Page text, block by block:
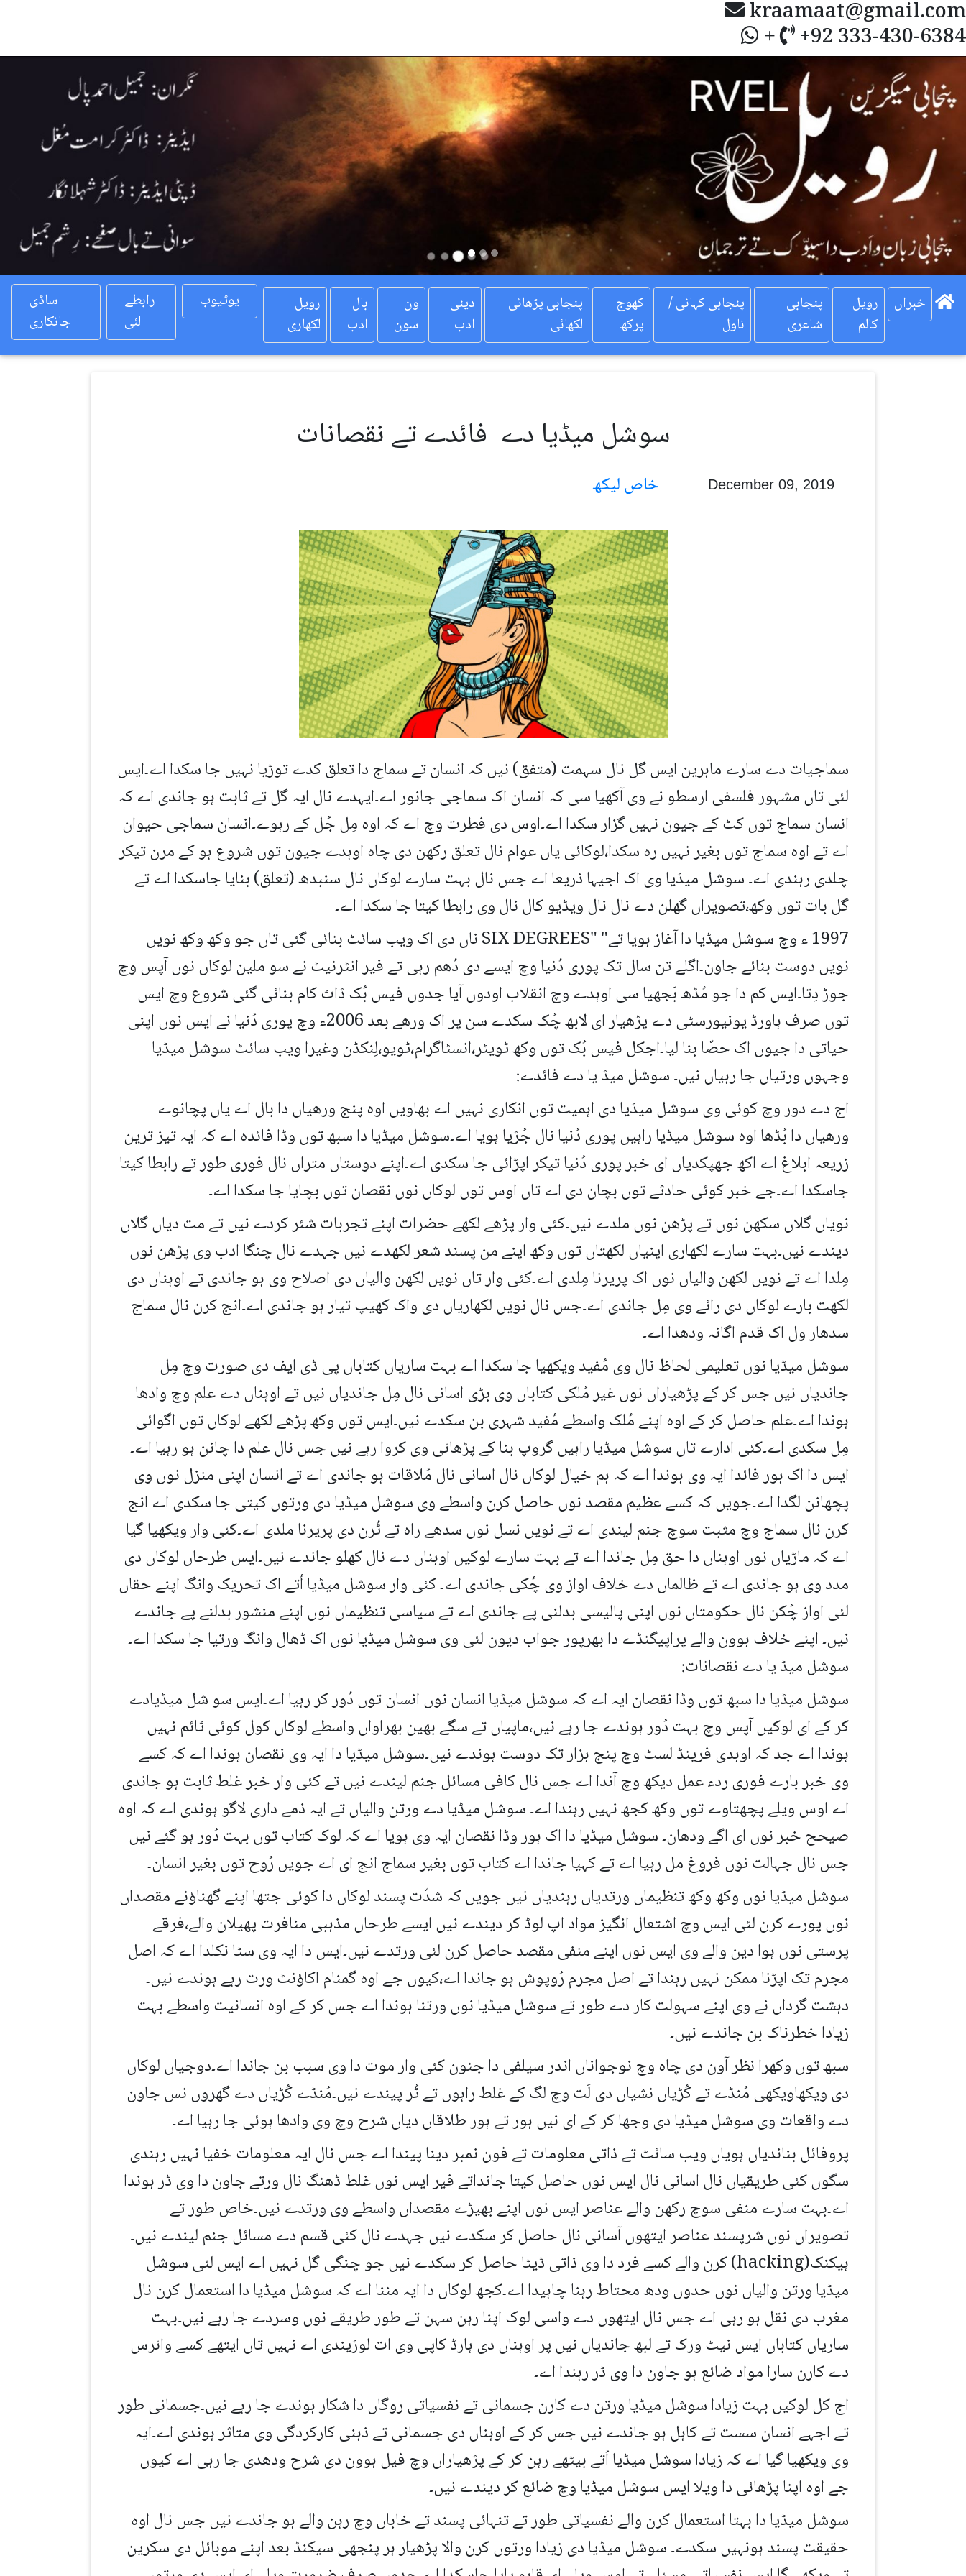
kraamaat@gmail.com
+ +92 333-430-6384
Previous
ساڈی
جانکاری
رابطے
لئی
یوٹیوب
رویل
لکھاری
بال
ادب
ون
سون
دینی
ادب
پنجابی پڑھائی
لکھائی
کھوج
پرکھ
پنجابی کہانی /
ناول
پنجابی
شاعری
رویل
کالم
خبراں
سوشل میڈیا دے فائدے تے نقصانات
December 09, 2019
سماجیات دے سارے ماہرین ایس گل نال سہمت (متفق) نیں کہ انسان تے سماج دا تعلق کدے توڑیا نہیں جا سکدا اے۔ایس
لئی تاں مشہور فلسفی ارسطو نے وی آکھیا سی کہ انسان اک سماجی جانور اے۔ایہدے نال ایہ گل تے ثابت ہو جاندی اے کہ
انسان سماج توں کٹ کے جیون نہیں گزار سکدا اے۔اوس دی فطرت وچ اے کہ اوہ مِل جُل کے رہوے۔انسان سماجی حیوان
اے تے اوہ سماج توں بغیر نہیں رہ سکدا،لوکائی یاں عوام نال تعلق رکھن دی چاہ اوہدے جیون توں شروع ہو کے مرن تیکر
چلدی رہندی اے۔ سوشل میڈیا وی اک اجیہا ذریعا اے جس نال بہت سارے لوکاں نال سنبدھ (تعلق) بنایا جاسکدا اے تے
گل بات توں وکھ،تصویراں گھلن دے نال نال ویڈیو کال نال وی رابطا کیتا جا سکدا اے۔
1997 ء وچ سوشل میڈیا دا آغاز ہویا تے" "SIX DEGREES ناں دی اک ویب سائٹ بنائی گئی تاں جو وکھ وکھ نویں
نویں دوست بنائے جاون۔اگلے تن سال تک پوری دُنیا وچ ایسے دی دُھم رہی تے فیر انٹرنیٹ نے سو ملین لوکاں نوں آپس وچ
جوڑ دِتا۔ایس کم دا جو مُڈھ بَجھیا سی اوہدے وچ انقلاب اودوں آیا جدوں فیس بُک ڈاٹ کام بنائی گئی شروع وچ ایس
توں صرف ہاورڈ یونیورسٹی دے پڑھیار ای لابھ چُک سکدے سن پر اک ورھے بعد 2006ء وچ پوری دُنیا نے ایس نوں اپنی
حیاتی دا جیوں اک حصّا بنا لیا۔اجکل فیس بُک توں وکھ ٹویٹر،انسٹاگرام،ٹویو،لِنکڈن وغیرا ویب سائٹ سوشل میڈیا
وجہوں ورتیاں جا رہیاں نیں۔ سوشل میڈ یا دے فائدے:
اج دے دور وچ کوئی وی سوشل میڈیا دی اہمیت توں انکاری نہیں اے بھاویں اوہ پنج ورھیاں دا بال اے یاں پچانوے
ورھیاں دا بُڈھا اوہ سوشل میڈیا راہیں پوری دُنیا نال جُڑیا ہویا اے۔سوشل میڈیا دا سبھ توں وڈا فائدہ اے کہ ایہ تیز ترین
زریعہ ابلاغ اے اکھ جھپکدیاں ای خبر پوری دُنیا تیکر اپڑائی جا سکدی اے۔اپنے دوستاں متراں نال فوری طور تے رابطا کیتا
جاسکدا اے۔جے خبر کوئی حادثے توں بچان دی اے تاں اوس توں لوکاں نوں نقصان توں بچایا جا سکدا اے۔
نویاں گلاں سکھن نوں تے پڑھن نوں ملدے نیں۔کئی وار پڑھے لکھے حضرات اپنے تجربات شئر کردے نیں تے مت دیاں گلاں
دیندے نیں۔بہت سارے لکھاری اپنیاں لکھتاں توں وکھ اپنے من پسند شعر لکھدے نیں جہدے نال چنگا ادب وی پڑھن نوں
مِلدا اے تے نویں لکھن والیاں نوں اک پریرنا مِلدی اے۔کئی وار تاں نویں لکھن والیاں دی اصلاح وی ہو جاندی تے اوہناں دی
لکھت بارے لوکاں دی رائے وی مِل جاندی اے۔جس نال نویں لکھاریاں دی واک کھیپ تیار ہو جاندی اے۔انج کرن نال سماج
سدھار ول اک قدم اگانہ ودھدا اے۔
سوشل میڈیا نوں تعلیمی لحاظ نال وی مُفید ویکھیا جا سکدا اے بہت ساریاں کتاباں پی ڈی ایف دی صورت وچ مِل
جاندیاں نیں جس کر کے پڑھیاراں نوں غیر مُلکی کتاباں وی بڑی اسانی نال مِل جاندیاں نیں تے اوہناں دے علم وچ وادھا
ہوندا اے۔علم حاصل کر کے اوہ اپنے مُلک واسطے مُفید شہری بن سکدے نیں۔ایس توں وکھ پڑھے لکھے لوکاں توں اگوائی
مِل سکدی اے۔کئی ادارے تاں سوشل میڈیا راہیں گروپ بنا کے پڑھائی وی کروا رہے نیں جس نال علم دا چانن ہو رہیا اے۔
ایس دا اک ہور فائدا ایہ وی ہوندا اے کہ ہم خیال لوکاں نال اسانی نال مُلاقات ہو جاندی اے تے انسان اپنی منزل نوں وی
پچھانن لگدا اے۔جویں کہ کسے عظیم مقصد نوں حاصل کرن واسطے وی سوشل میڈیا دی ورتوں کیتی جا سکدی اے انج
کرن نال سماج وچ مثبت سوچ جنم لیندی اے تے نویں نسل نوں سدھے راہ تے ٹُرن دی پریرنا ملدی اے۔کئی وار ویکھیا گیا
اے کہ ماڑیاں نوں اوہناں دا حق مِل جاندا اے تے بہت سارے لوکیں اوہناں دے نال کھلو جاندے نیں۔ایس طرحاں لوکاں دی
مدد وی ہو جاندی اے تے ظالماں دے خلاف اواز وی چُکی جاندی اے۔ کئی وار سوشل میڈیا اُتے اک تحریک وانگ اپنے حقاں
لئی اواز چُکن نال حکومتاں نوں اپنی پالیسی بدلنی پے جاندی اے تے سیاسی تنظیماں نوں اپنے منشور بدلنے پے جاندے
نیں۔ اپنے خلاف ہوون والے پراپیگنڈے دا بھرپور جواب دیون لئی وی سوشل میڈیا نوں اک ڈھال وانگ ورتیا جا سکدا اے۔
سوشل میڈ یا دے نقصانات:
سوشل میڈیا دا سبھ توں وڈا نقصان ایہ اے کہ سوشل میڈیا انسان نوں انسان توں دُور کر رہیا اے۔ایس سو شل میڈیادے
کر کے ای لوکیں آپس وچ بہت دُور ہوندے جا رہے نیں،ماپیاں تے سگے بھین بھراواں واسطے لوکاں کول کوئی ٹائم نہیں
ہوندا اے جد کہ اوہدی فرینڈ لسٹ وچ پنج ہزار تک دوست ہوندے نیں۔سوشل میڈیا دا ایہ وی نقصان ہوندا اے کہ کسے
وی خبر بارے فوری ردء عمل دیکھ وچ آندا اے جس نال کافی مسائل جنم لیندے نیں تے کئی وار خبر غلط ثابت ہو جاندی
اے اوس ویلے پچھتاوے توں وکھ کجھ نہیں رہندا اے۔ سوشل میڈیا دے ورتن والیاں تے ایہ ذمے داری لاگو ہوندی اے کہ اوہ
صیحح خبر نوں ای اگے ودھان۔ سوشل میڈیا دا اک ہور وڈا نقصان ایہ وی ہویا اے کہ لوک کتاب توں بہت دُور ہو گئے نیں
جس نال جہالت نوں فروغ مل رہیا اے تے کہیا جاندا اے کتاب توں بغیر سماج انج ای اے جویں رُوح توں بغیر انسان۔
سوشل میڈیا نوں وکھ وکھ تنظیماں ورتدیاں رہندیاں نیں جویں کہ شدّت پسند لوکاں دا کوئی جتھا اپنے گھناؤنے مقصداں
نوں پورے کرن لئی ایس وچ اشتعال انگیز مواد اپ لوڈ کر دیندے نیں ایسے طرحاں مذہبی منافرت پھیلان والے،فرقے
پرستی نوں ہوا دین والے وی ایس نوں اپنے منفی مقصد حاصل کرن لئی ورتدے نیں۔ایس دا ایہ وی سٹا نکلدا اے کہ اصل
مجرم تک اپڑنا ممکن نہیں رہندا تے اصل مجرم رُوپوش ہو جاندا اے،کیوں جے اوہ گمنام اکاؤنٹ ورت رہے ہوندے نیں۔
دہشت گرداں نے وی اپنے سہولت کار دے طور تے سوشل میڈیا نوں ورتنا ہوندا اے جس کر کے اوہ انسانیت واسطے بہت
زیادا خطرناک بن جاندے نیں۔
سبھ توں وکھرا نظر آون دی چاہ وچ نوجواناں اندر سیلفی دا جنون کئی وار موت دا وی سبب بن جاندا اے۔دوجیاں لوکاں
دی ویکھاویکھی مُنڈے تے کُڑیاں نشیاں دی لَت وچ لگ کے غلط راہوں تے ٹُر پیندے نیں۔مُنڈے کُڑیاں دے گھروں نس جاون
دے واقعات وی سوشل میڈیا دی وجھا کر کے ای نیں ہور تے ہور طلاقاں دیاں شرح وچ وی وادھا ہوئی جا رہیا اے۔
پروفائل بناندیاں ہویاں ویب سائٹ تے ذاتی معلومات تے فون نمبر دینا پیندا اے جس نال ایہ معلومات خفیا نہیں رہندی
سگوں کئی طریقیاں نال اسانی نال ایس نوں حاصل کیتا جانداتے فیر ایس نوں غلط ڈھنگ نال ورتے جاون دا وی ڈر ہوندا
اے۔بہت سارے منفی سوچ رکھن والے عناصر ایس نوں اپنے بھیڑے مقصداں واسطے وی ورتدے نیں۔خاص طور تے
تصویراں نوں شرپسند عناصر ایتھوں آسانی نال حاصل کر سکدے نیں جہدے نال کئی قسم دے مسائل جنم لیندے نیں۔
ہیکنک(hacking) کرن والے کسے فرد دا وی ذاتی ڈیٹا حاصل کر سکدے نیں جو چنگی گل نہیں اے ایس لئی سوشل
میڈیا ورتن والیاں نوں حدوں ودھ محتاط رہنا چاہیدا اے۔کجھ لوکاں دا ایہ مننا اے کہ سوشل میڈیا دا استعمال کرن نال
مغرب دی نقل ہو رہی اے جس نال ایتھوں دے واسی لوک اپنا رہن سہن تے طور طریقے نوں وسردے جا رہے نیں۔بہت
ساریاں کتاباں ایس نیٹ ورک تے لبھ جاندیاں نیں پر اوہناں دی ہارڈ کاپی وی ات لوڑیندی اے نہیں تاں ایتھے کسے وائرس
دے کارن سارا مواد ضائع ہو جاون دا وی ڈر رہندا اے۔
اج کل لوکیں بہت زیادا سوشل میڈیا ورتن دے کارن جسمانی تے نفسیاتی روگاں دا شکار ہوندے جا رہے نیں۔جسمانی طور
تے اجہے انسان سست تے کاہل ہو جاندے نیں جس کر کے اوہناں دی جسمانی تے ذہنی کارکردگی وی متاثر ہوندی اے۔ایہ
وی ویکھیا گیا اے کہ زیادا سوشل میڈیا اُتے بیٹھے رہن کر کے پڑھیاراں وچ فیل ہوون دی شرح ودھدی جا رہی اے کیوں
جے اوہ اپنا پڑھائی دا ویلا ایس سوشل میڈیا وچ ضائع کر دیندے نیں۔
سوشل میڈیا دا بہتا استعمال کرن والے نفسیاتی طور تے تنہائی پسند تے خاباں وچ رہن والے ہو جاندے نیں جس نال اوہ
حقیقت پسند ہونہیں سکدے۔ سوشل میڈیا دی زیادا ورتوں کرن والا پڑھیار ہر پنجھی سیکنڈ بعد اپنے موبائل دی سکرین